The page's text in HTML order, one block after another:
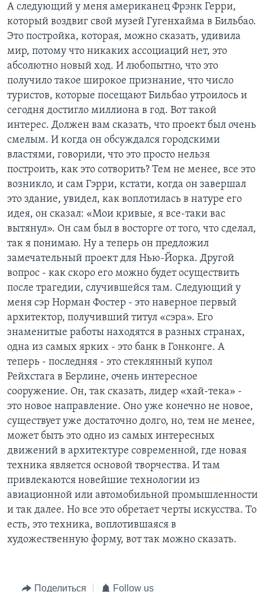
А следующий у меня американец Фрэнк Герри,
который воздвиг свой музей Гугенхайма в Бильбао.
Это постройка, которая, можно сказать, удивила
мир, потому что никаких ассоциаций нет, это
абсолютно новый ход. И любопытно, что это
получило такое широкое признание, что число
туристов, которые посещают Бильбао утроилось и
сегодня достигло миллиона в год. Вот такой
интерес. Должен вам сказать, что проект был очень
смелым. И когда он обсуждался городскими
властями, говорили, что это просто нельзя
построить, как это сотворить? Тем не менее, все это
возникло, и сам Гэрри, кстати, когда он завершал
это здание, увидел, как воплотилась в натуре его
идея, он сказал: «Мои кривые, я все-таки вас
вытянул». Он сам был в восторге от того, что сделал,
так я понимаю. Ну а теперь он предложил
замечательный проект для Нью-Йорка. Другой
вопрос - как скоро его можно будет осуществить
после трагедии, случившейся там. Следующий у
меня сэр Норман Фостер - это наверное первый
архитектор, получивший титул «сэра». Его
знаменитые работы находятся в разных странах,
одна из самых ярких - это банк в Гонконге. А
теперь - последняя - это стеклянный купол
Рейхстага в Берлине, очень интересное
сооружение. Он, так сказать, лидер «хай-тека» -
это новое направление. Оно уже конечно не новое,
существует уже достаточно долго, но, тем не менее,
может быть это одно из самых интересных
движений в архитектуре современной, где новая
техника является основой творчества. И там
привлекаются новейшие технологии из
авиационной или автомобильной промышленности
и так далее. Но все это обретает черты искусства. То
есть, это техника, воплотившаяся в
художественную форму, вот так можно сказать.
Поделиться Follow us